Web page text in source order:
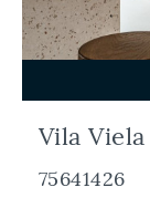
Vila Viela
75641426